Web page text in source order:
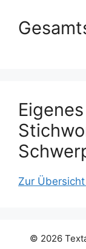
Eigenes
Zur
© 2026